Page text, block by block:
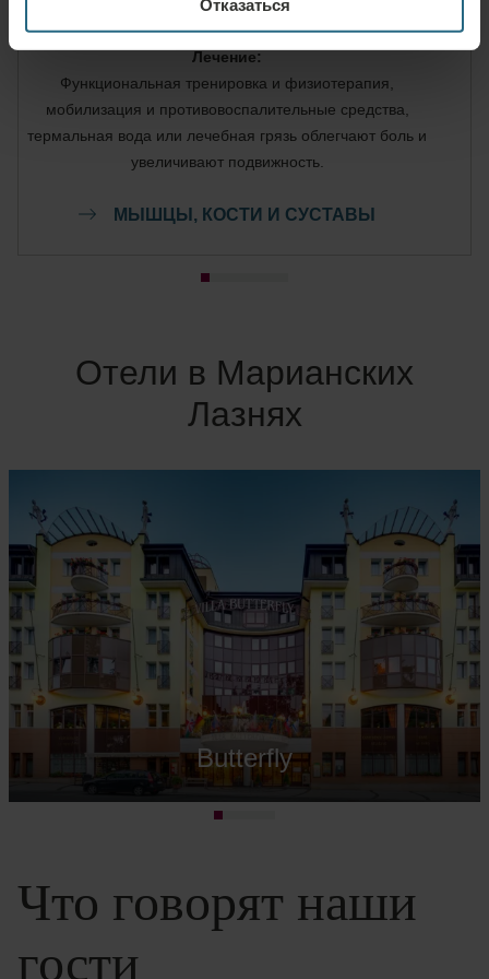
Отказаться
реабилитация, мышцы, кости и суставы.
Лечение:
Функциональная тренировка и физиотерапия,
мобилизация и противовоспалительные средства,
термальная вода или лечебная грязь облегчают боль и
увеличивают подвижность.
МЫШЦЫ, КОСТИ И СУСТАВЫ
Отели в Марианских
Лазнях
Butterfly
Что говорят наши
гости